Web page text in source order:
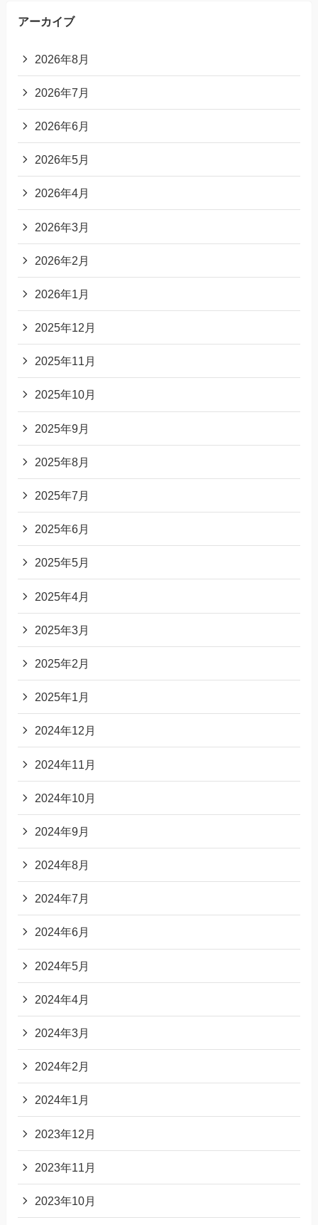
アーカイブ
2026年8月
2026年7月
2026年6月
2026年5月
2026年4月
2026年3月
2026年2月
2026年1月
2025年12月
2025年11月
2025年10月
2025年9月
2025年8月
2025年7月
2025年6月
2025年5月
2025年4月
2025年3月
2025年2月
2025年1月
2024年12月
2024年11月
2024年10月
2024年9月
2024年8月
2024年7月
2024年6月
2024年5月
2024年4月
2024年3月
2024年2月
2024年1月
2023年12月
2023年11月
2023年10月